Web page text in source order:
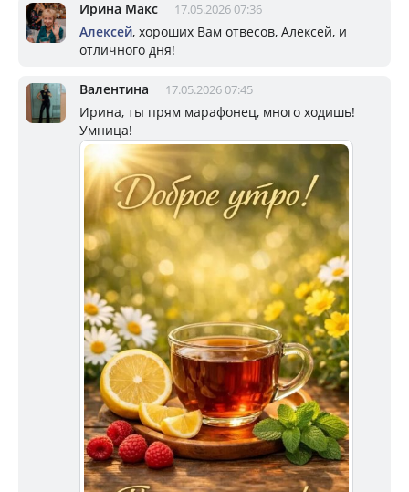
Ирина Макс 17.05.2026 07:36
Алексей, хороших Вам отвесов, Алексей, и
отличного дня!
Валентина 17.05.2026 07:45
Ирина, ты прям марафонец, много ходишь!
Умница!